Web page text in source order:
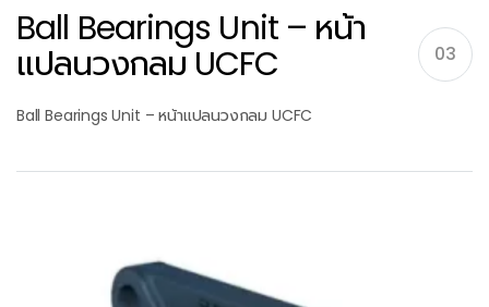
Ball Bearings Unit – หน้า
แปลนวงกลม UCFC 03
Ball Bearings Unit – หน้าแปลนวงกลม UCFC